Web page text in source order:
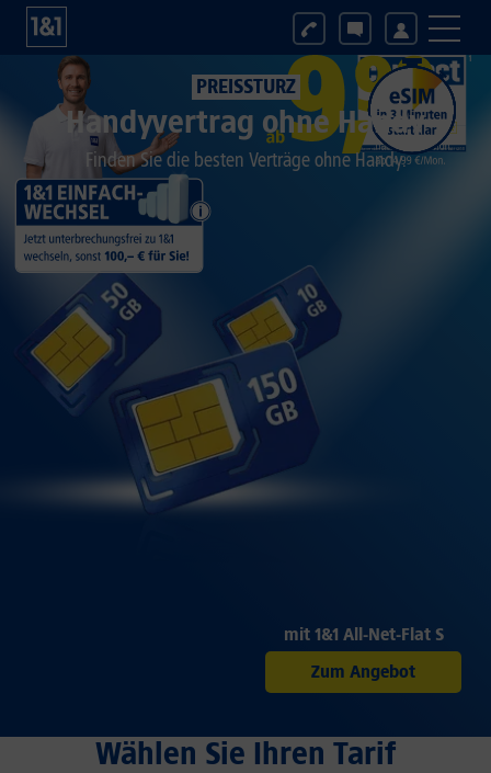
PREISSTURZ
Handyvertrag ohne Handy
Finden Sie die besten Verträge ohne Handy.
mit 1&1 All-Net-Flat S
Zum Angebot
Wählen Sie Ihren Tarif